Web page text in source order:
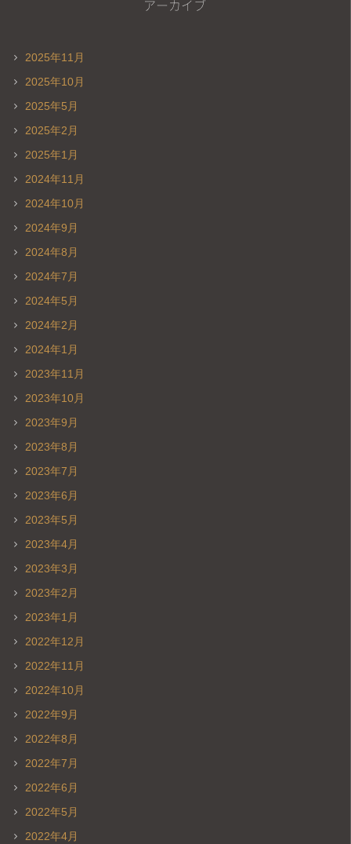
アーカイブ
2025年11月
2025年10月
2025年5月
2025年2月
2025年1月
2024年11月
2024年10月
2024年9月
2024年8月
2024年7月
2024年5月
2024年2月
2024年1月
2023年11月
2023年10月
2023年9月
2023年8月
2023年7月
2023年6月
2023年5月
2023年4月
2023年3月
2023年2月
2023年1月
2022年12月
2022年11月
2022年10月
2022年9月
2022年8月
2022年7月
2022年6月
2022年5月
2022年4月